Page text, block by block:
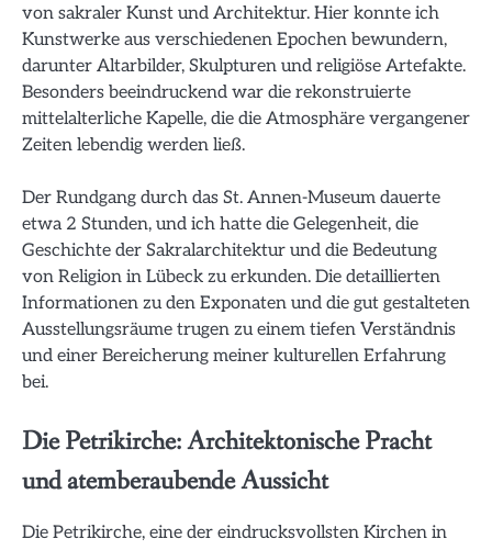
von sakraler Kunst und Architektur. Hier konnte ich
Kunstwerke aus verschiedenen Epochen bewundern,
darunter Altarbilder, Skulpturen und religiöse Artefakte.
Besonders beeindruckend war die rekonstruierte
mittelalterliche Kapelle, die die Atmosphäre vergangener
Zeiten lebendig werden ließ.
Der Rundgang durch das St. Annen-Museum dauerte
etwa 2 Stunden, und ich hatte die Gelegenheit, die
Geschichte der Sakralarchitektur und die Bedeutung
von Religion in Lübeck zu erkunden. Die detaillierten
Informationen zu den Exponaten und die gut gestalteten
Ausstellungsräume trugen zu einem tiefen Verständnis
und einer Bereicherung meiner kulturellen Erfahrung
bei.
Die Petrikirche: Architektonische Pracht
und atemberaubende Aussicht
Die Petrikirche, eine der eindrucksvollsten Kirchen in